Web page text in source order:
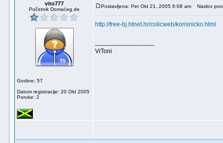
vito777
Početnik Domaćeg.de
Godine: 57
Datum registracije: 20 Okt 2005
Poruke: 2
Postavljena: Pet Okt 21, 2005 6:08 am Naslov
http://free-bj.htnet.hr/colicweb/korisnicko.html
ViToni